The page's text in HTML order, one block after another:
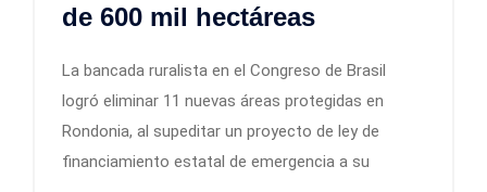
de 600 mil hectáreas
La bancada ruralista en el Congreso de Brasil
logró eliminar 11 nuevas áreas protegidas en
Rondonia, al supeditar un proyecto de ley de
financiamiento estatal de emergencia a su